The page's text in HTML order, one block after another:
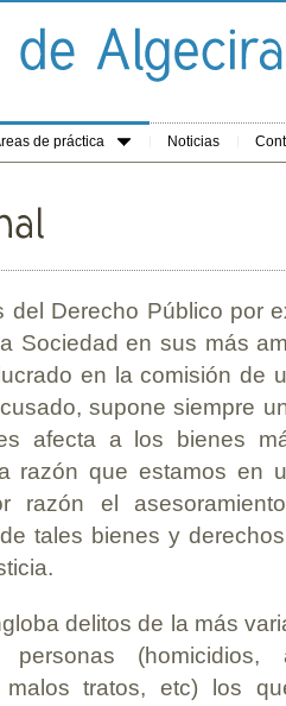
de práctica Noticias
del Derecho Público por
Sociedad en sus más
en la comisión de
supone siempre
afecta a los bienes
razón que estamos en
razón el
tales bienes y
delitos de la más
(homicidios,
malos tratos, etc) los